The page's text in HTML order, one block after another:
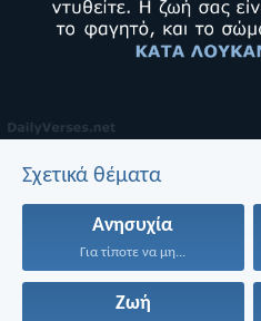
Σχετικά θέματα
Ανησυχία
Για τίποτε να μη...
Ζωή